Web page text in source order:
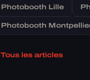
Photobooth Lille
Photobooth
Tous les articles